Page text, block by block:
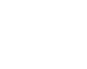
eksterne
og USEEIO-
data til at
eksterne data.